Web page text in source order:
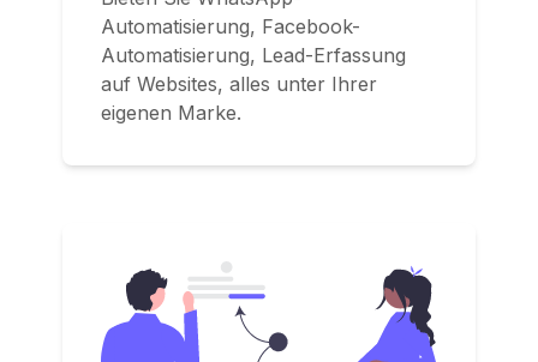
Automatisierung, Facebook-
Automatisierung, Lead-Erfassung
auf Websites, alles unter Ihrer
eigenen Marke.